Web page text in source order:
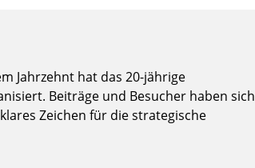
Jahrzehnt hat das 20-jährige
Beiträge und Besucher haben sich
Zeichen für die strategische